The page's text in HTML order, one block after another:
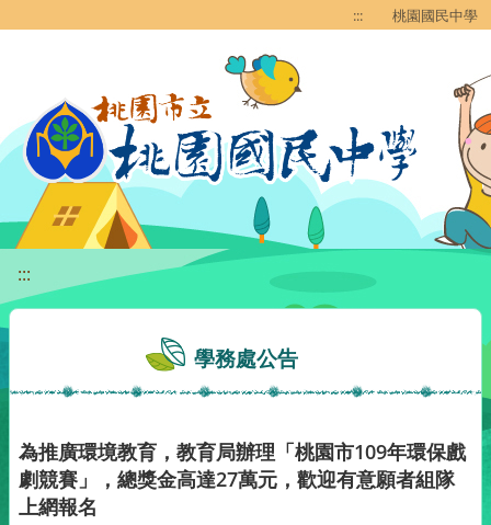
::: 桃園國民中學
:::
學務處公告
為推廣環境教育，教育局辦理「桃園市109年環保戲
劇競賽」，總獎金高達27萬元，歡迎有意願者組隊
上網報名